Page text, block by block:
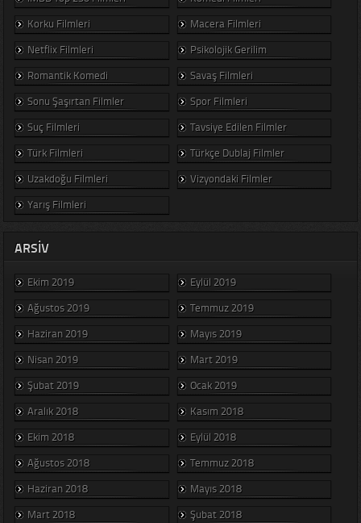
Korku Filmleri
Macera Filmleri
Netflix Filmleri
Psikolojik Gerilim
Romantik Komedi
Savaş Filmleri
Sonu Şaşırtan Filmler
Spor Filmleri
Suç Filmleri
Tavsiye Edilen Filmler
Türk Filmleri
Türkçe Dublaj Filmler
Uzakdoğu Filmleri
Vizyondaki Filmler
Yarış Filmleri
ARSIV
Ekim 2019
Eylül 2019
Ağustos 2019
Temmuz 2019
Haziran 2019
Mayıs 2019
Nisan 2019
Mart 2019
Şubat 2019
Ocak 2019
Aralık 2018
Kasım 2018
Ekim 2018
Eylül 2018
Ağustos 2018
Temmuz 2018
Haziran 2018
Mayıs 2018
Mart 2018
Şubat 2018